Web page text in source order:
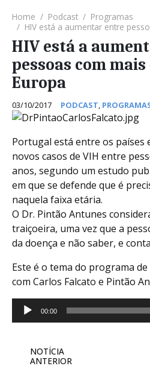
Home Podcast
Programas
HIV está a aumentar entre pessoas
HIV está a
pessoas com mais
Europa
03/10/2017 PODCAST,
Portugal está entre os países
novos casos de VIH entre
anos, segundo um estudo
em que se defende que é
naquela faixa etária.
O Dr. Pintão Antunes
traiçoeira, uma vez que a
da doença e não saber, e
Este é o tema do programa de
com Carlos Falcato e Pintão
Reprodutor
de
00:00
NOTÍCIA
ANTERIOR